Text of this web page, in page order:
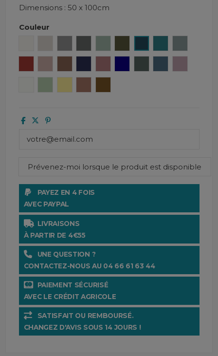
Dimensions : 50 x 100cm
Couleur
PAYEZ EN 4 FOIS
AVEC PAYPAL
LIVRAISONS
À PARTIR DE 4€55
UNE QUESTION ?
CONTACTEZ-NOUS AU 04 66 61 63 44
PAIEMENT SÉCURISÉ
AVEC LE CRÉDIT AGRICOLE
SATISFAIT OU REMBOURSÉ.
CHANGEZ D'AVIS SOUS 14 JOURS !